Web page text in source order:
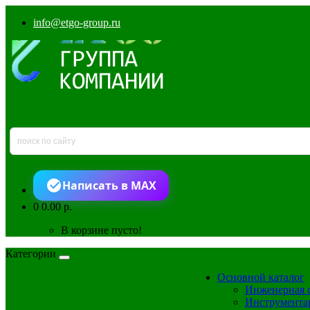
info@etgo-group.ru
Написать в MAX
00.00 р.
В корзине пусто!
Категории
Основной каталог
Инженерная